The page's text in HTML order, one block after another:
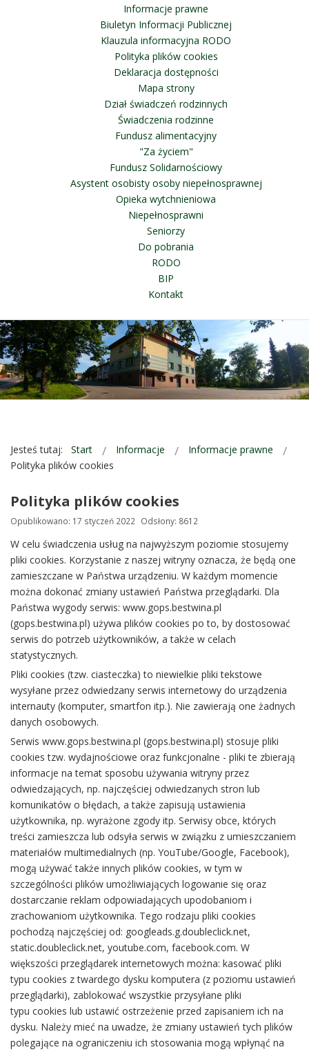
Informacje prawne
Biuletyn Informacji Publicznej
Klauzula informacyjna RODO
Polityka plików cookies
Deklaracja dostępności
Mapa strony
Dział świadczeń rodzinnych
Świadczenia rodzinne
Fundusz alimentacyjny
"Za życiem"
Fundusz Solidarnościowy
Asystent osobisty osoby niepełnosprawnej
Opieka wytchnieniowa
Niepełnosprawni
Seniorzy
Do pobrania
RODO
BIP
Kontakt
Jesteś tutaj: Start Informacje
Informacje prawne
Polityka plików cookies
Polityka plików cookies
Opublikowano: 17 styczeń 2022 Odsłony: 8612
W celu świadczenia usług na najwyższym poziomie stosujemy
pliki cookies. Korzystanie z naszej witryny oznacza, że będą one
zamieszczane w Państwa urządzeniu. W każdym momencie
można dokonać zmiany ustawień Państwa przeglądarki. Dla
Państwa wygody serwis: www.gops.bestwina.pl
(gops.bestwina.pl) używa plików cookies po to, by dostosować
serwis do potrzeb użytkowników, a także w celach
statystycznych.
Pliki cookies (tzw. ciasteczka) to niewielkie pliki tekstowe
wysyłane przez odwiedzany serwis internetowy do urządzenia
internauty (komputer, smartfon itp.). Nie zawierają one żadnych
danych osobowych.
Serwis www.gops.bestwina.pl (gops.bestwina.pl) stosuje pliki
cookies tzw. wydajnościowe oraz funkcjonalne - pliki te zbierają
informacje na temat sposobu używania witryny przez
odwiedzających, np. najczęściej odwiedzanych stron lub
komunikatów o błędach, a także zapisują ustawienia
użytkownika, np. wyrażone zgody itp. Serwisy obce, których
treści zamieszcza lub odsyła serwis w związku z umieszczaniem
materiałów multimedialnych (np. YouTube/Google, Facebook),
mogą używać także innych plików cookies, w tym w
szczególności plików umożliwiających logowanie się oraz
dostarczanie reklam odpowiadających upodobaniom i
zrachowaniom użytkownika. Tego rodzaju pliki cookies
pochodzą najczęściej od: googleads.g.doubleclick.net,
static.doubleclick.net, youtube.com, facebook.com. W
większości przeglądarek internetowych można: kasować pliki
typu cookies z twardego dysku komputera (z poziomu ustawień
przeglądarki), zablokować wszystkie przysyłane pliki
typu cookies lub ustawić ostrzeżenie przed zapisaniem ich na
dysku. Należy mieć na uwadze, że zmiany ustawień tych plików
polegające na ograniczeniu ich stosowania mogą wpłynąć na